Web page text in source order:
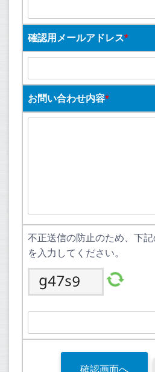
確認用メールアドレス*
お問い合わせ内容*
不正送信の防止のため、下
を入力してください。